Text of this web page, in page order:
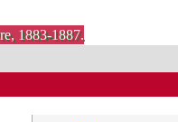
1883-1887.